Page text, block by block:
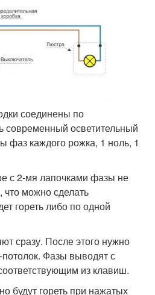
соединены по
современный осветительный
фаз каждого рожка, 1 ноль, 1
с 2-мя лапочками фазы не
можно сделать
гореть либо по одной
сразу. После этого нужно
Фазы выводят с
из клавиш.
будут гореть при нажатых